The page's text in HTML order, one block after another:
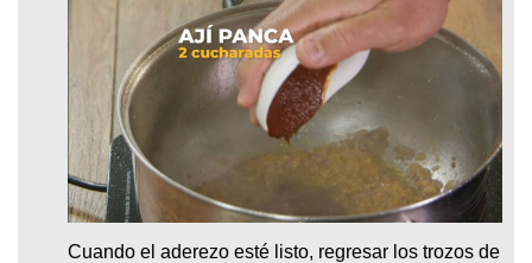
Cuando el aderezo esté listo, regresar los trozos de